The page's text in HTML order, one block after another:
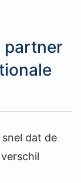
partner
dat de